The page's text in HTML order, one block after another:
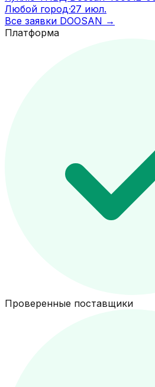
Любой город·27 июл.
Все заявки DOOSAN →
Платформа
Проверенные поставщики